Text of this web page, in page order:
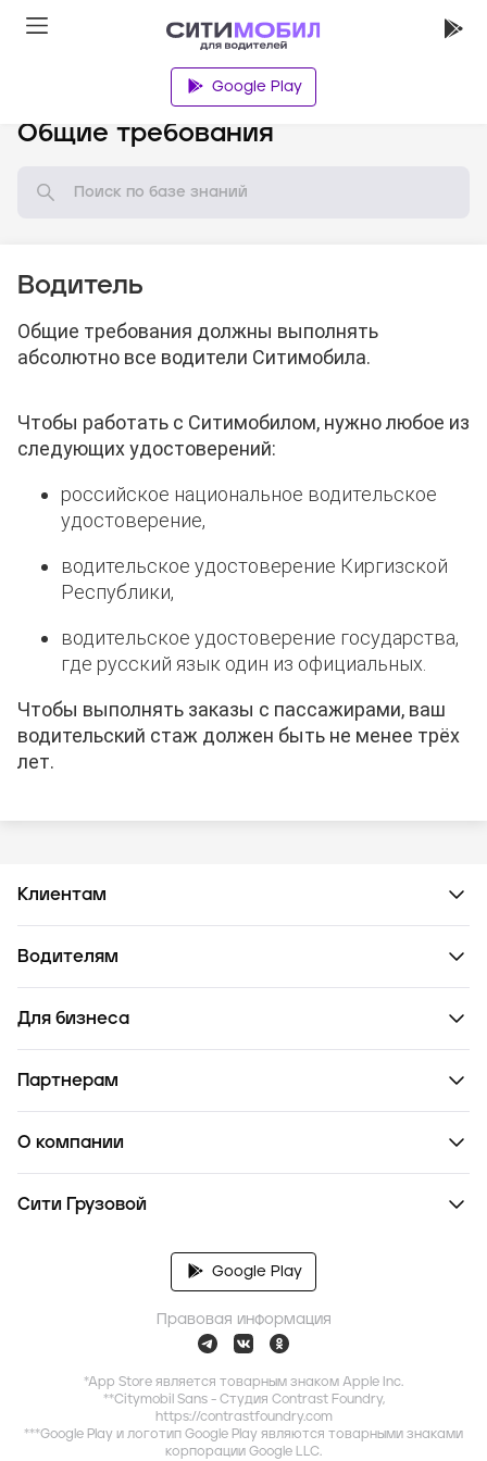
Google Play
Общие требования
Водитель
Общие требования должны выполнять
абсолютно все водители Ситимобила.
Чтобы работать с Ситимобилом, нужно любое из
следующих удостоверений:
российское национальное водительское
удостоверение,
водительское удостоверение Киргизской
Республики,
водительское удостоверение государства,
где русский язык один из официальных.
Чтобы выполнять заказы с пассажирами, ваш
водительский стаж должен быть не менее трёх
лет.
Клиентам
Водителям
Для бизнеса
Партнерам
О компании
Сити Грузовой
Google Play
Правовая информация
*App Store является товарным знаком Apple Inc.
**Citymobil Sans - Студия Contrast Foundry,
https://contrastfoundry.com
***Google Play и логотип Google Play являются товарными знаками
корпорации Google LLC.